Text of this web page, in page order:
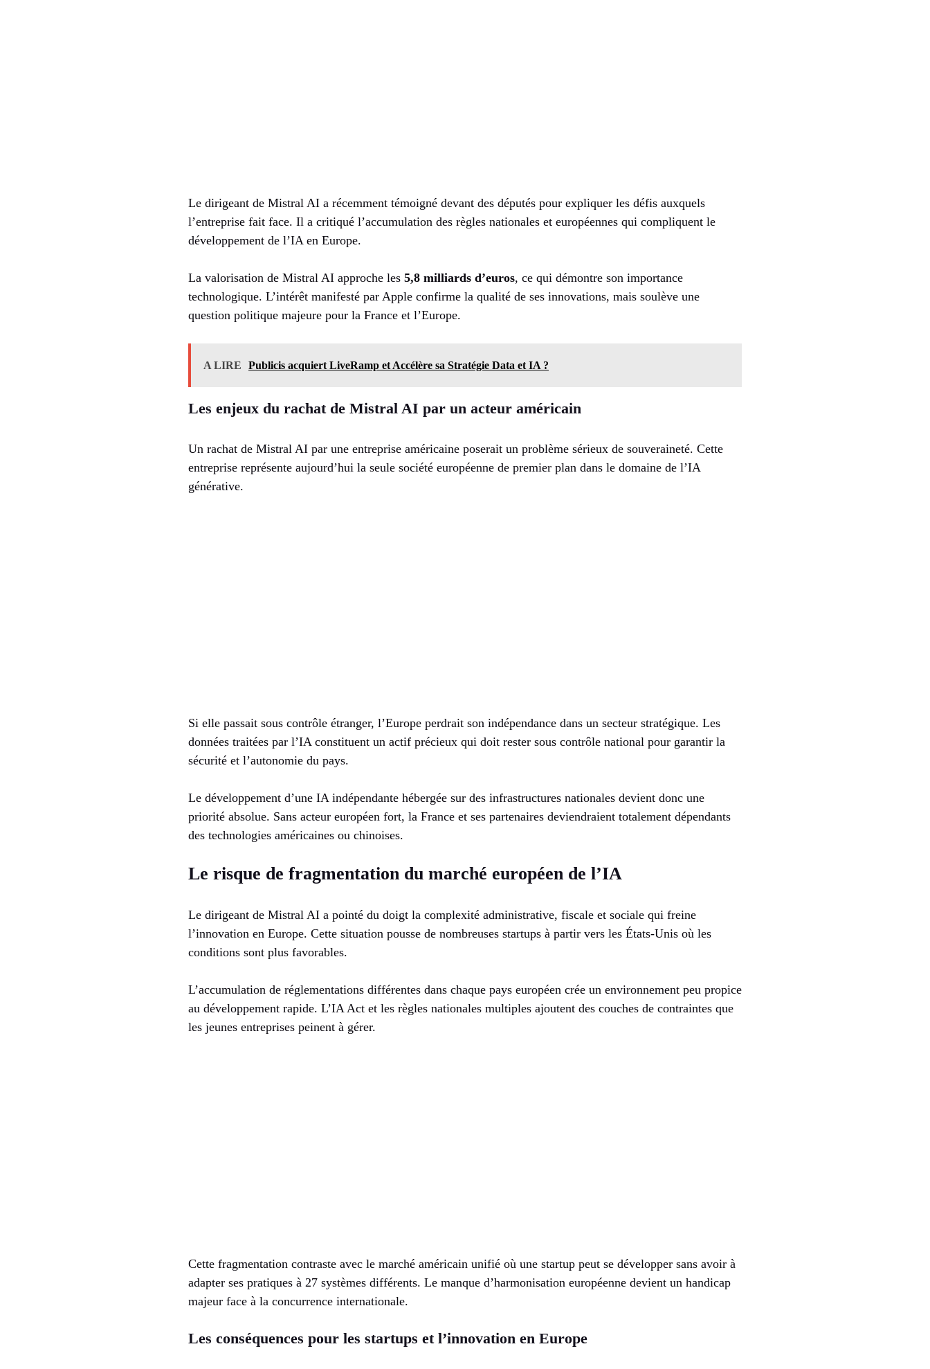
Le dirigeant de Mistral AI a récemment témoigné devant des députés pour expliquer les défis auxquels
l’entreprise fait face. Il a critiqué l’accumulation des règles nationales et européennes qui compliquent le
développement de l’IA en Europe.
La valorisation de Mistral AI approche les 5,8 milliards d’euros, ce qui démontre son importance
technologique. L’intérêt manifesté par Apple confirme la qualité de ses innovations, mais soulève une
question politique majeure pour la France et l’Europe.
A LIRE Publicis acquiert LiveRamp et Accélère sa Stratégie Data et IA ?
Les enjeux du rachat de Mistral AI par un acteur américain
Un rachat de Mistral AI par une entreprise américaine poserait un problème sérieux de souveraineté. Cette
entreprise représente aujourd’hui la seule société européenne de premier plan dans le domaine de l’IA
générative.
Si elle passait sous contrôle étranger, l’Europe perdrait son indépendance dans un secteur stratégique. Les
données traitées par l’IA constituent un actif précieux qui doit rester sous contrôle national pour garantir la
sécurité et l’autonomie du pays.
Le développement d’une IA indépendante hébergée sur des infrastructures nationales devient donc une
priorité absolue. Sans acteur européen fort, la France et ses partenaires deviendraient totalement dépendants
des technologies américaines ou chinoises.
Le risque de fragmentation du marché européen de l’IA
Le dirigeant de Mistral AI a pointé du doigt la complexité administrative, fiscale et sociale qui freine
l’innovation en Europe. Cette situation pousse de nombreuses startups à partir vers les États-Unis où les
conditions sont plus favorables.
L’accumulation de réglementations différentes dans chaque pays européen crée un environnement peu propice
au développement rapide. L’IA Act et les règles nationales multiples ajoutent des couches de contraintes que
les jeunes entreprises peinent à gérer.
Cette fragmentation contraste avec le marché américain unifié où une startup peut se développer sans avoir à
adapter ses pratiques à 27 systèmes différents. Le manque d’harmonisation européenne devient un handicap
majeur face à la concurrence internationale.
Les conséquences pour les startups et l’innovation en Europe